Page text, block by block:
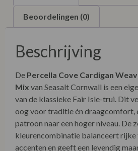
Beoordelingen (0)
Beschrijving
De Percella Cove Cardigan
Mix van Seasalt Cornwall is een
van de klassieke Fair Isle-trui. Dit
oog voor traditie én draagcomfort,
patroon naar een hoger niveau. De
kleurencombinatie balanceert
accenten en geeft een levendig